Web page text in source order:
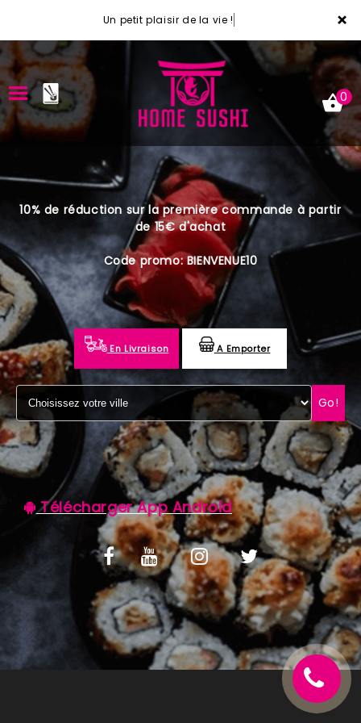
×
Un petit plaisir de la vie !
ACCUEIL
VOTRE COMPTE
NOTRE RESTAURANT
VOS AVIS
MENTIONS LÉGALES
C.G.V
0
10% de réduction sur la première commande à partir
de 15€ d'achat
Code promo: BIENVENUE10
En Livraison A Emporter
Go!
Télécharger App Android